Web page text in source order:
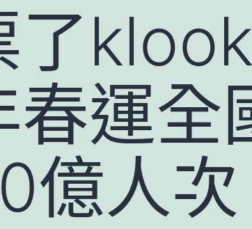
了
春運全
億人次